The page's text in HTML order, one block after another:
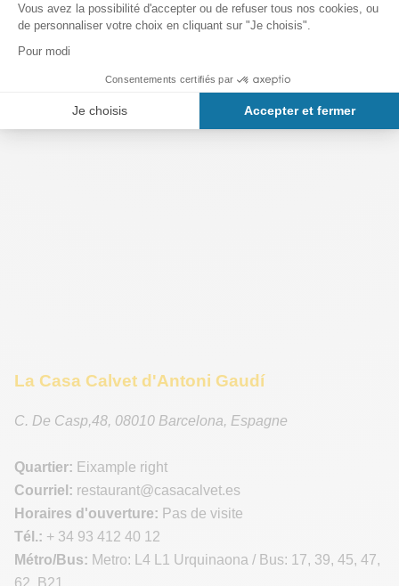
La Casa Calvet d'Antoni Gaudí
C. De Casp,48, 08010 Barcelona, Espagne
Quartier: Eixample right
Courriel: restaurant@casacalvet.es
Horaires d'ouverture: Pas de visite
Tél.: + 34 93 412 40 12
Métro/Bus: Metro: L4 L1 Urquinaona / Bus: 17, 39, 45, 47,
62, B21